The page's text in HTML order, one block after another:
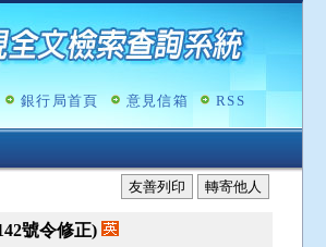
銀行局首頁 意見信箱 RSS
友善列印 轉寄他人
號令修正)